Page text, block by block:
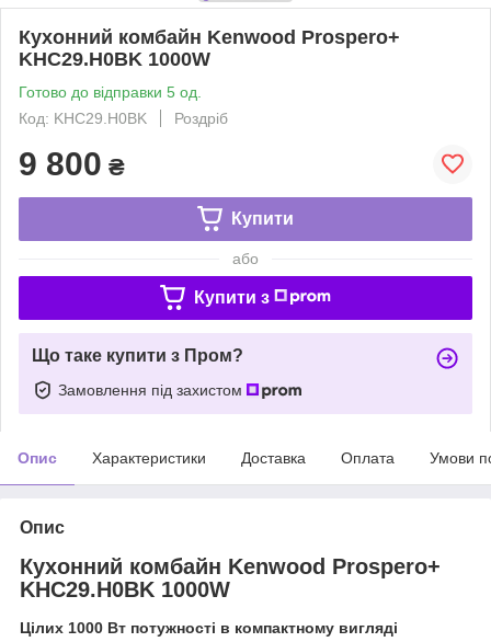
Кухонний комбайн Kenwood Prospero+
KHC29.H0BK 1000W
Готово до відправки 5 од.
Код: KHC29.H0BK
Роздріб
9 800 ₴
Купити
або
Купити з
Що таке купити з Пром?
Замовлення під захистом
Опис Характеристики Доставка Оплата Умови
Опис
Кухонний комбайн Kenwood Prospero+
KHC29.H0BK 1000W
Цілих 1000 Вт потужності в компактному вигляді